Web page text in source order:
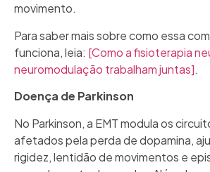
movimento.
Para saber mais sobre como essa
funciona, leia: [Como a fisioterapia
neuromodulação trabalham juntas].
Doença de Parkinson
No Parkinson, a EMT modula os
afetados pela perda de dopamina,
rigidez, lentidão de movimentos e